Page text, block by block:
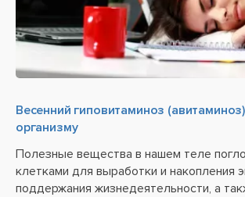
Весенний гиповитаминоз
организму
Полезные вещества в нашем теле
клетками для выработки и накопления
поддержания жизнедеятельности, а